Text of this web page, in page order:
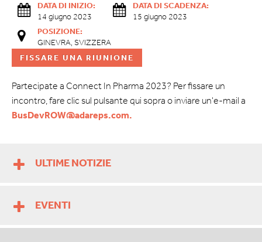
DATA DI INIZIO:
14 giugno 2023
DATA DI SCADENZA:
15 giugno 2023
POSIZIONE:
GINEVRA, SVIZZERA
FISSARE UNA RIUNIONE
Partecipate a Connect In Pharma 2023? Per fissare un
incontro, fare clic sul pulsante qui sopra o inviare un'e-mail a
BusDevROW@adareps.com.
ULTIME NOTIZIE
EVENTI